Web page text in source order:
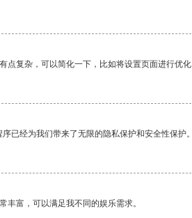
点复杂，可以简化一下，比如将设置页面进行优化
已经为我们带来了无限的隐私保护和安全性保护。
丰富，可以满足我不同的娱乐需求。